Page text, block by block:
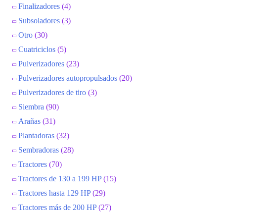
Finalizadores (4)
Subsoladores (3)
Otro (30)
Cuatriciclos (5)
Pulverizadores (23)
Pulverizadores autopropulsados (20)
Pulverizadores de tiro (3)
Siembra (90)
Arañas (31)
Plantadoras (32)
Sembradoras (28)
Tractores (70)
Tractores de 130 a 199 HP (15)
Tractores hasta 129 HP (29)
Tractores más de 200 HP (27)